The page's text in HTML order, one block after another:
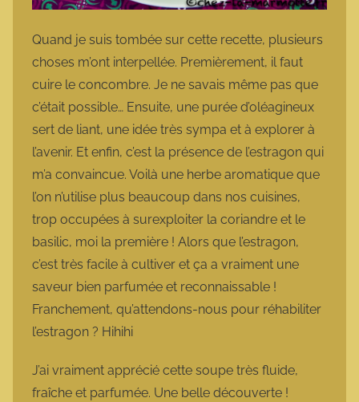
Quand je suis tombée sur cette recette, plusieurs
choses m’ont interpellée. Premièrement, il faut
cuire le concombre. Je ne savais même pas que
c’était possible… Ensuite, une purée d’oléagineux
sert de liant, une idée très sympa et à explorer à
l’avenir. Et enfin, c’est la présence de l’estragon qui
m’a convaincue. Voilà une herbe aromatique que
l’on n’utilise plus beaucoup dans nos cuisines,
trop occupées à surexploiter la coriandre et le
basilic, moi la première ! Alors que l’estragon,
c’est très facile à cultiver et ça a vraiment une
saveur bien parfumée et reconnaissable !
Franchement, qu’attendons-nous pour réhabiliter
l’estragon ? Hihihi
J’ai vraiment apprécié cette soupe très fluide,
fraîche et parfumée. Une belle découverte !